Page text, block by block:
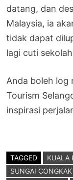
datang, dan
Malaysia, ia
tidak dapat
lagi cuti
Anda boleh log
Tourism
inspirasi
TAGGED KUALA
SUNGAI